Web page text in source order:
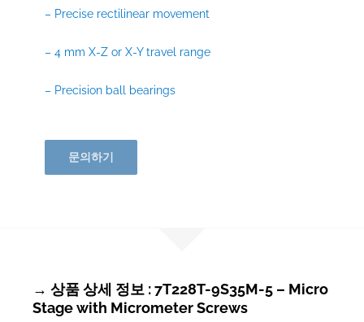
– Precise rectilinear movement
– 4 mm X-Z or X-Y travel range
– Precision ball bearings
문의하기
→ 상품 상세 정보 : 7T228T-9S35M-5 – Micro
Stage with Micrometer Screws